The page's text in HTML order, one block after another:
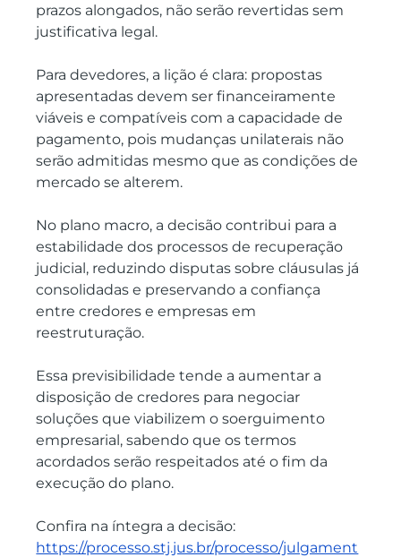
prazos alongados, não serão revertidas sem
justificativa legal.
Para devedores, a lição é clara: propostas
apresentadas devem ser financeiramente
viáveis e compatíveis com a capacidade de
pagamento, pois mudanças unilaterais não
serão admitidas mesmo que as condições de
mercado se alterem.
No plano macro, a decisão contribui para a
estabilidade dos processos de recuperação
judicial, reduzindo disputas sobre cláusulas já
consolidadas e preservando a confiança
entre credores e empresas em
reestruturação.
Essa previsibilidade tende a aumentar a
disposição de credores para negociar
soluções que viabilizem o soerguimento
empresarial, sabendo que os termos
acordados serão respeitados até o fim da
execução do plano.
Confira na íntegra a decisão:
https://processo.stj.jus.br/processo/julgament